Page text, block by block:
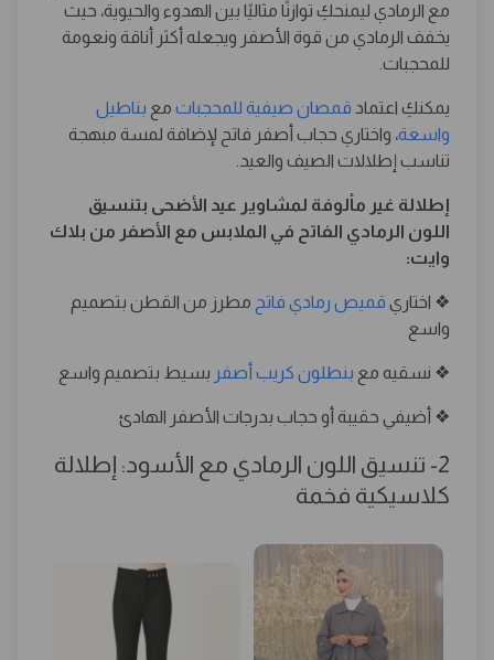
مع الرمادي ليمنحكِ توازنًا مثاليًا بين الهدوء والحيوية، حيث
يخفف الرمادي من قوة الأصفر ويجعله أكثر أناقة ونعومة
للمحجبات.
يمكنكِ اعتماد قمصان صيفية للمحجبات مع بناطيل
واسعة، واختاري حجاب أصفر فاتح لإضافة لمسة مبهجة
تناسب إطلالات الصيف والعيد.
إطلالة غير مألوفة لمشاوير عيد الأضحى بتنسيق
اللون الرمادي الفاتح في الملابس مع الأصفر من بلاك
وايت:
❖ اختاري قميص رمادي فاتح مطرز من القطن بتصميم
واسع
❖ نسقيه مع بنطلون كريب أصفر بسيط بتصميم واسع
❖ أضيفي حقيبة أو حجاب بدرجات الأصفر الهادئ
2- تنسيق اللون الرمادي مع الأسود: إطلالة
كلاسيكية فخمة